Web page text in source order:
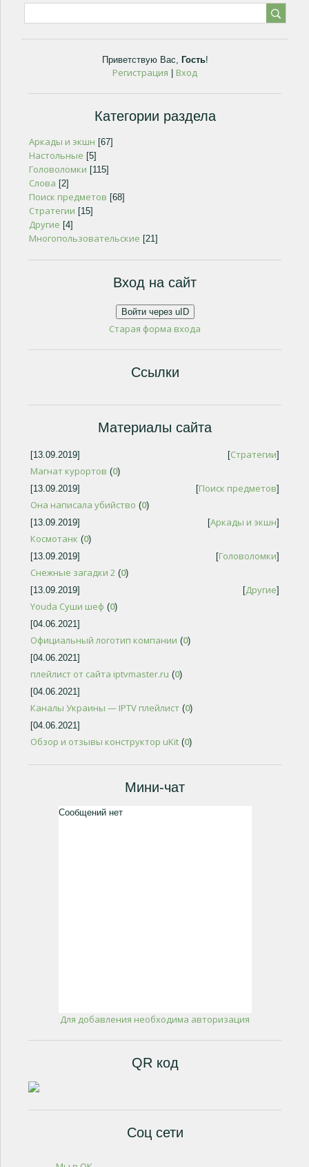
Приветствую Вас, Гость!
Регистрация Вход
Категории раздела
Аркады и экшн [67]
Настольные [5]
Головоломки [115]
Слова [2]
Поиск предметов [68]
Стратегии [15]
Другие [4]
Многопользовательские [21]
Вход на сайт
Войти через uID
Старая форма входа
Ссылки
Материалы сайта
[13.09.2019] [Стратегии]
Магнат курортов (0)
[13.09.2019]
[Поиск предметов]
Она написала убийство (0)
[13.09.2019]
[Аркады и экшн]
Космотанк (0)
[13.09.2019]
[Головоломки]
Снежные загадки 2 (0)
[13.09.2019]
[Другие]
Youda Суши шеф (0)
[04.06.2021]
Официальный логотип компании (0)
[04.06.2021]
плейлист от сайта iptvmaster.ru (0)
[04.06.2021]
Каналы Украины — IPTV плейлист (0)
[04.06.2021]
Обзор и отзывы конструктор uKit (0)
Мини-чат
Для добавления необходима авторизация
QR код
Соц сети